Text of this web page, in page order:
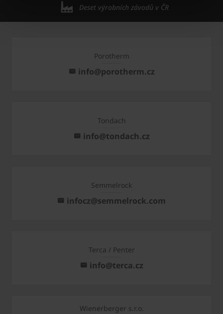
Deset výrobních závodů v ČR
Porotherm
info@porotherm.cz
Tondach
info@tondach.cz
Semmelrock
infocz@semmelrock.com
Terca / Penter
info@terca.cz
Wienerberger s.r.o.